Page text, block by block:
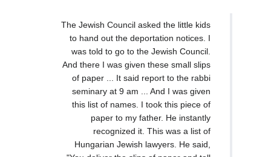
The Jewish Council asked the little kids
to hand out the deportation notices. I
was told to go to the Jewish Council.
And there I was given these small slips
of paper ... It said report to the rabbi
seminary at 9 am ... And I was given
this list of names. I took this piece of
paper to my father. He instantly
recognized it. This was a list of
Hungarian Jewish lawyers. He said,